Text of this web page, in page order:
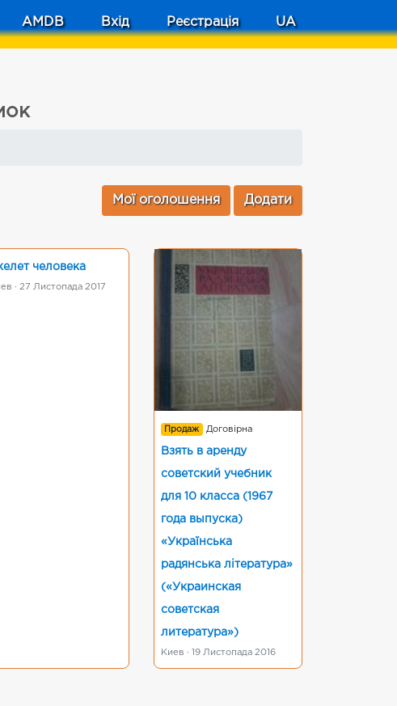
AMDB Вхід Реєстрація UA
Мої оголошення Додати
человека
· 27 Листопада 2017
Продаж Договірна
Взять в аренду
советский учебник
для 10 класса (1967
года выпуска)
«Українська
радянська література»
(«Украинская
советская
литература»)
Киев · 19 Листопада 2016